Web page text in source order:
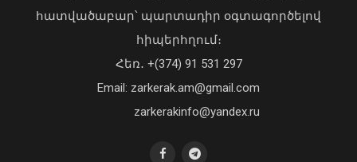
դեմ ծանր պայքարում»․ կյանքից
հեռացել է Արսեն Ասլանյանը
04 Օգոստոս, 2026 19:12
հատվածաբար՝ պարտադիր օգտագործելով
հիպերհղում։
Հեռ․ +(374) 91 531 297
Email: zarkerak.am@gmail.com
zarkerakinfo@yandex.ru